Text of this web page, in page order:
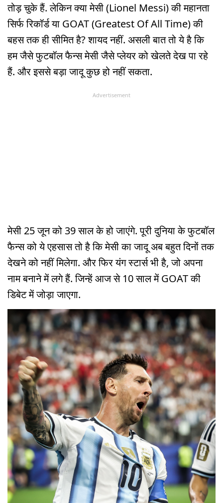
तोड़ चुके हैं. लेकिन क्या मेसी (Lionel Messi) की महानता
सिर्फ रिकॉर्ड या GOAT (Greatest Of All Time) की
बहस तक ही सीमित है? शायद नहीं. असली बात तो ये है कि
हम जैसे फुटबॉल फैन्स मेसी जैसे प्लेयर को खेलते देख पा रहे
हैं. और इससे बड़ा जादू कुछ हो नहीं सकता.
Advertisement
मेसी 25 जून को 39 साल के हो जाएंगे. पूरी दुनिया के फुटबॉल
फैन्स को ये एहसास तो है कि मेसी का जादू अब बहुत दिनों तक
देखने को नहीं मिलेगा. और फिर यंग स्टार्स भी है, जो अपना
नाम बनाने में लगे हैं. जिन्हें आज से 10 साल में GOAT की
डिबेट में जोड़ा जाएगा.